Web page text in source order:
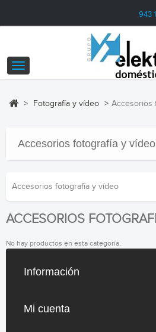
943
Navegación
Toggle
> Fotografía y vídeo > Accesorios
Accesorios fotografía y vídeo
Accesorios fotografía y vídeo
ACCESORIOS
No hay productos en esta categoría.
Información
Mi cuenta